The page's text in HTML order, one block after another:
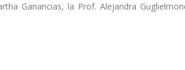
Ganancias, la Prof. Alejandra